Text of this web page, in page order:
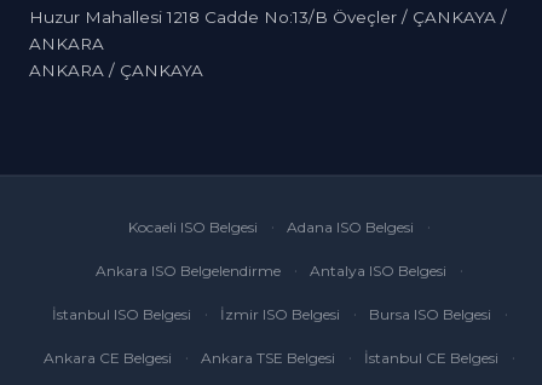
Huzur Mahallesi 1218 Cadde No:13/B Öveçler / ÇANKAYA /
ANKARA
ANKARA / ÇANKAYA
Kocaeli ISO Belgesi Adana ISO Belgesi
Ankara ISO Belgelendirme Antalya ISO Belgesi
İstanbul ISO Belgesi İzmir ISO Belgesi Bursa ISO Belgesi
Ankara CE Belgesi Ankara TSE Belgesi İstanbul CE Belgesi